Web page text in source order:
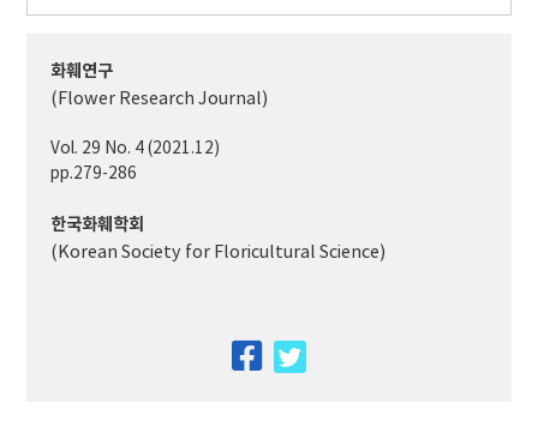
화훼연구
(Flower Research Journal)
Vol. 29 No. 4 (2021.12)
pp.279-286
한국화훼학회
(Korean Society for Floricultural Science)
facebook